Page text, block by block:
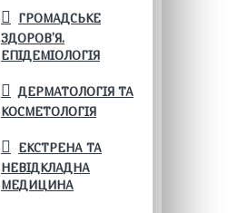
ГРОМАДСЬКЕ
ЗДОРОВ’Я.
ЕПІДЕМІОЛОГІЯ
ДЕРМАТОЛОГІЯ ТА
КОСМЕТОЛОГІЯ
ЕКСТРЕНА ТА
НЕВІДКЛАДНА
МЕДИЦИНА